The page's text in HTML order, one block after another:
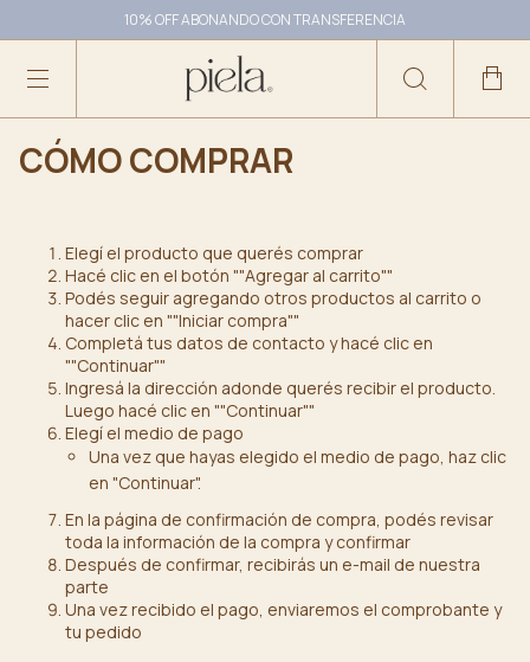
10% OFF ABONANDO CON TRANSFERENCIA
CÓMO COMPRAR
Elegí el producto que querés comprar
Hacé clic en el botón ""Agregar al carrito""
Podés seguir agregando otros productos al carrito o
hacer clic en ""Iniciar compra""
Completá tus datos de contacto y hacé clic en
""Continuar""
Ingresá la dirección adonde querés recibir el producto.
Luego hacé clic en ""Continuar""
Elegí el medio de pago
Una vez que hayas elegido el medio de pago, haz clic
en "Continuar".
En la página de confirmación de compra, podés revisar
toda la información de la compra y confirmar
Después de confirmar, recibirás un e-mail de nuestra
parte
Una vez recibido el pago, enviaremos el comprobante y
tu pedido